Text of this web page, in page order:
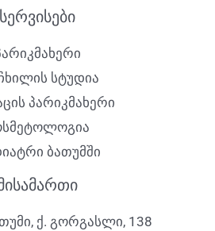
სერვისები
სტუდია
პარიკმახერი
ბათუმში
ქ. გორგასლი, 138